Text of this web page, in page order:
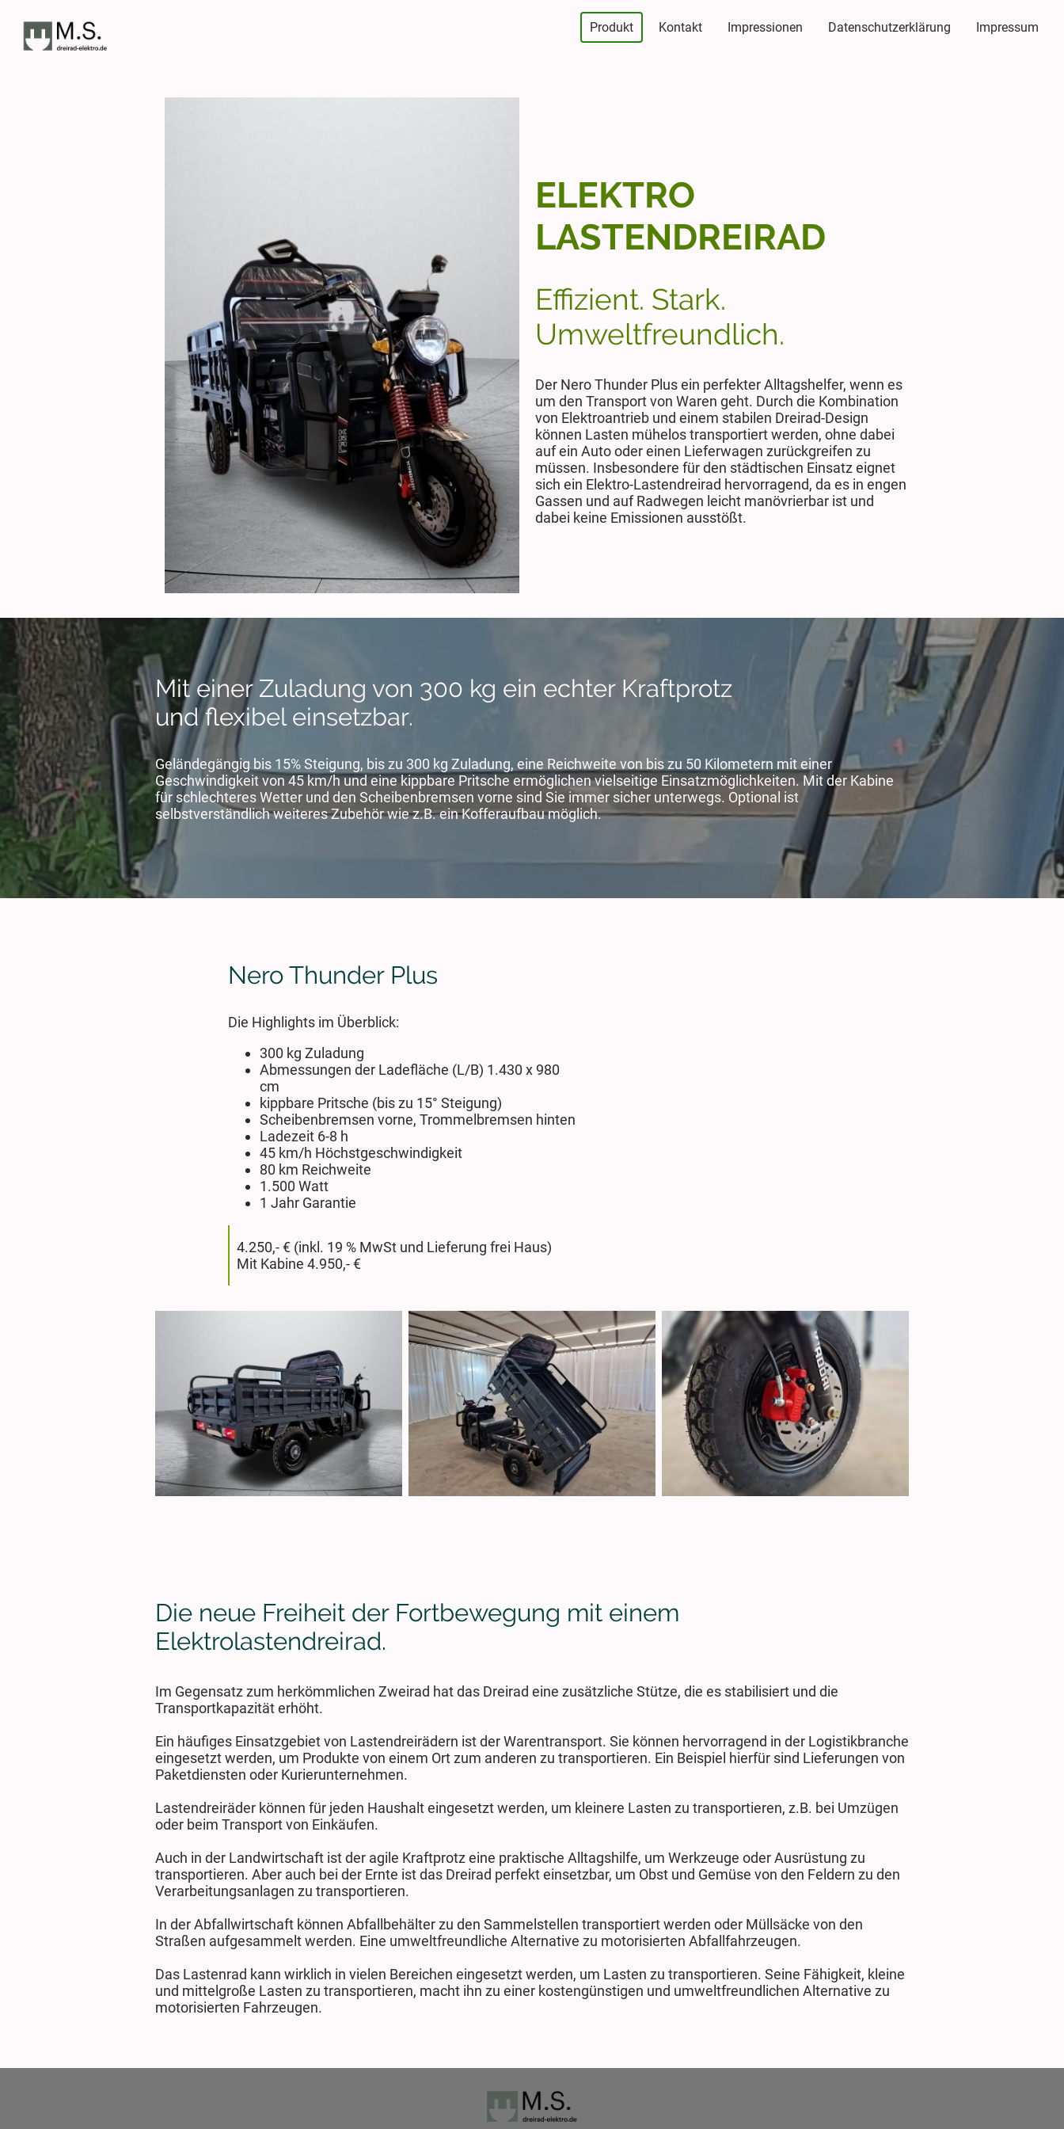
Produkt Kontakt Impressionen Datenschutzerklärung Impressum
ELEKTRO
LASTENDREIRAD
Effizient. Stark.
Umweltfreundlich.
Der Nero Thunder Plus ein perfekter Alltagshelfer, wenn es
um den Transport von Waren geht. Durch die Kombination
von Elektroantrieb und einem stabilen Dreirad-Design
können Lasten mühelos transportiert werden, ohne dabei
auf ein Auto oder einen Lieferwagen zurückgreifen zu
müssen. Insbesondere für den städtischen Einsatz eignet
sich ein Elektro-Lastendreirad hervorragend, da es in engen
Gassen und auf Radwegen leicht manövrierbar ist und
dabei keine Emissionen ausstößt.
Mit einer Zuladung von 300 kg ein echter Kraftprotz
und flexibel einsetzbar.
Geländegängig bis 15% Steigung, bis zu 300 kg Zuladung, eine Reichweite von bis zu 50 Kilometern mit einer
Geschwindigkeit von 45 km/h und eine kippbare Pritsche ermöglichen vielseitige Einsatzmöglichkeiten. Mit der Kabine
für schlechteres Wetter und den Scheibenbremsen vorne sind Sie immer sicher unterwegs. Optional ist
selbstverständlich weiteres Zubehör wie z.B. ein Kofferaufbau möglich.
Nero Thunder Plus
Die Highlights im Überblick:
300 kg Zuladung
Abmessungen der Ladefläche (L/B) 1.430 x 980
cm
kippbare Pritsche (bis zu 15° Steigung)
Scheibenbremsen vorne, Trommelbremsen hinten
Ladezeit 6-8 h
45 km/h Höchstgeschwindigkeit
80 km Reichweite
1.500 Watt
1 Jahr Garantie
4.250,- € (inkl. 19 % MwSt und Lieferung frei Haus)
Mit Kabine 4.950,- €
Die neue Freiheit der Fortbewegung mit einem
Elektrolastendreirad.
Im Gegensatz zum herkömmlichen Zweirad hat das Dreirad eine zusätzliche Stütze, die es stabilisiert und die
Transportkapazität erhöht.
Ein häufiges Einsatzgebiet von Lastendreirädern ist der Warentransport. Sie können hervorragend in der Logistikbranche
eingesetzt werden, um Produkte von einem Ort zum anderen zu transportieren. Ein Beispiel hierfür sind Lieferungen von
Paketdiensten oder Kurierunternehmen.
Lastendreiräder können für jeden Haushalt eingesetzt werden, um kleinere Lasten zu transportieren, z.B. bei Umzügen
oder beim Transport von Einkäufen.
Auch in der Landwirtschaft ist der agile Kraftprotz eine praktische Alltagshilfe, um Werkzeuge oder Ausrüstung zu
transportieren. Aber auch bei der Ernte ist das Dreirad perfekt einsetzbar, um Obst und Gemüse von den Feldern zu den
Verarbeitungsanlagen zu transportieren.
In der Abfallwirtschaft können Abfallbehälter zu den Sammelstellen transportiert werden oder Müllsäcke von den
Straßen aufgesammelt werden. Eine umweltfreundliche Alternative zu motorisierten Abfallfahrzeugen.
Das Lastenrad kann wirklich in vielen Bereichen eingesetzt werden, um Lasten zu transportieren. Seine Fähigkeit, kleine
und mittelgroße Lasten zu transportieren, macht ihn zu einer kostengünstigen und umweltfreundlichen Alternative zu
motorisierten Fahrzeugen.